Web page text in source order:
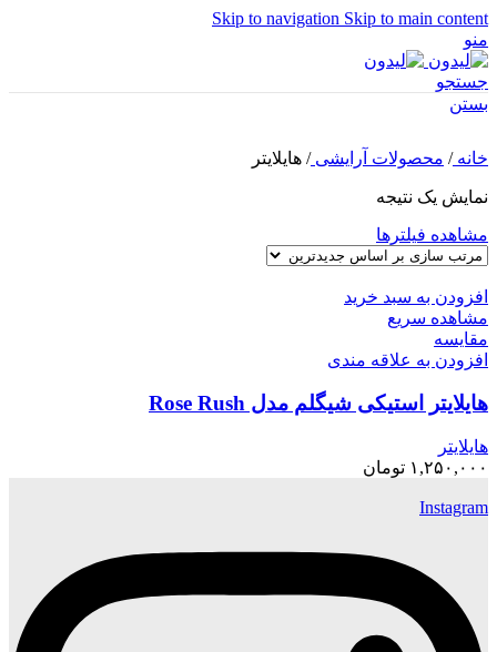
Skip to navigation Skip to main content
منو
جستجو
بستن
خانه/ محصولات آرایشی/ هایلایتر
نمایش یک نتیجه
مشاهده فیلترها
افزودن به سبد خرید
مشاهده سریع
مقایسه
افزودن به علاقه مندی
هایلایتر استیکی شیگلم مدل Rose Rush
هایلایتر
۱,۲۵۰,۰۰۰ تومان
Instagram